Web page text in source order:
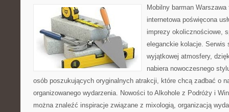
Mobilny barman
internetowa poświęcona
imprezy okolicznościowe,
eleganckie kolacje. Serwis
wyjątkowej atmosfery,
nabiera nowoczesnego
osób poszukujących oryginalnych atrakcji, które chcą zadbać o
organizowanego wydarzenia. Nowości to Alkohole z Podróży i
można znaleźć inspiracje związane z mixologią, organizacją